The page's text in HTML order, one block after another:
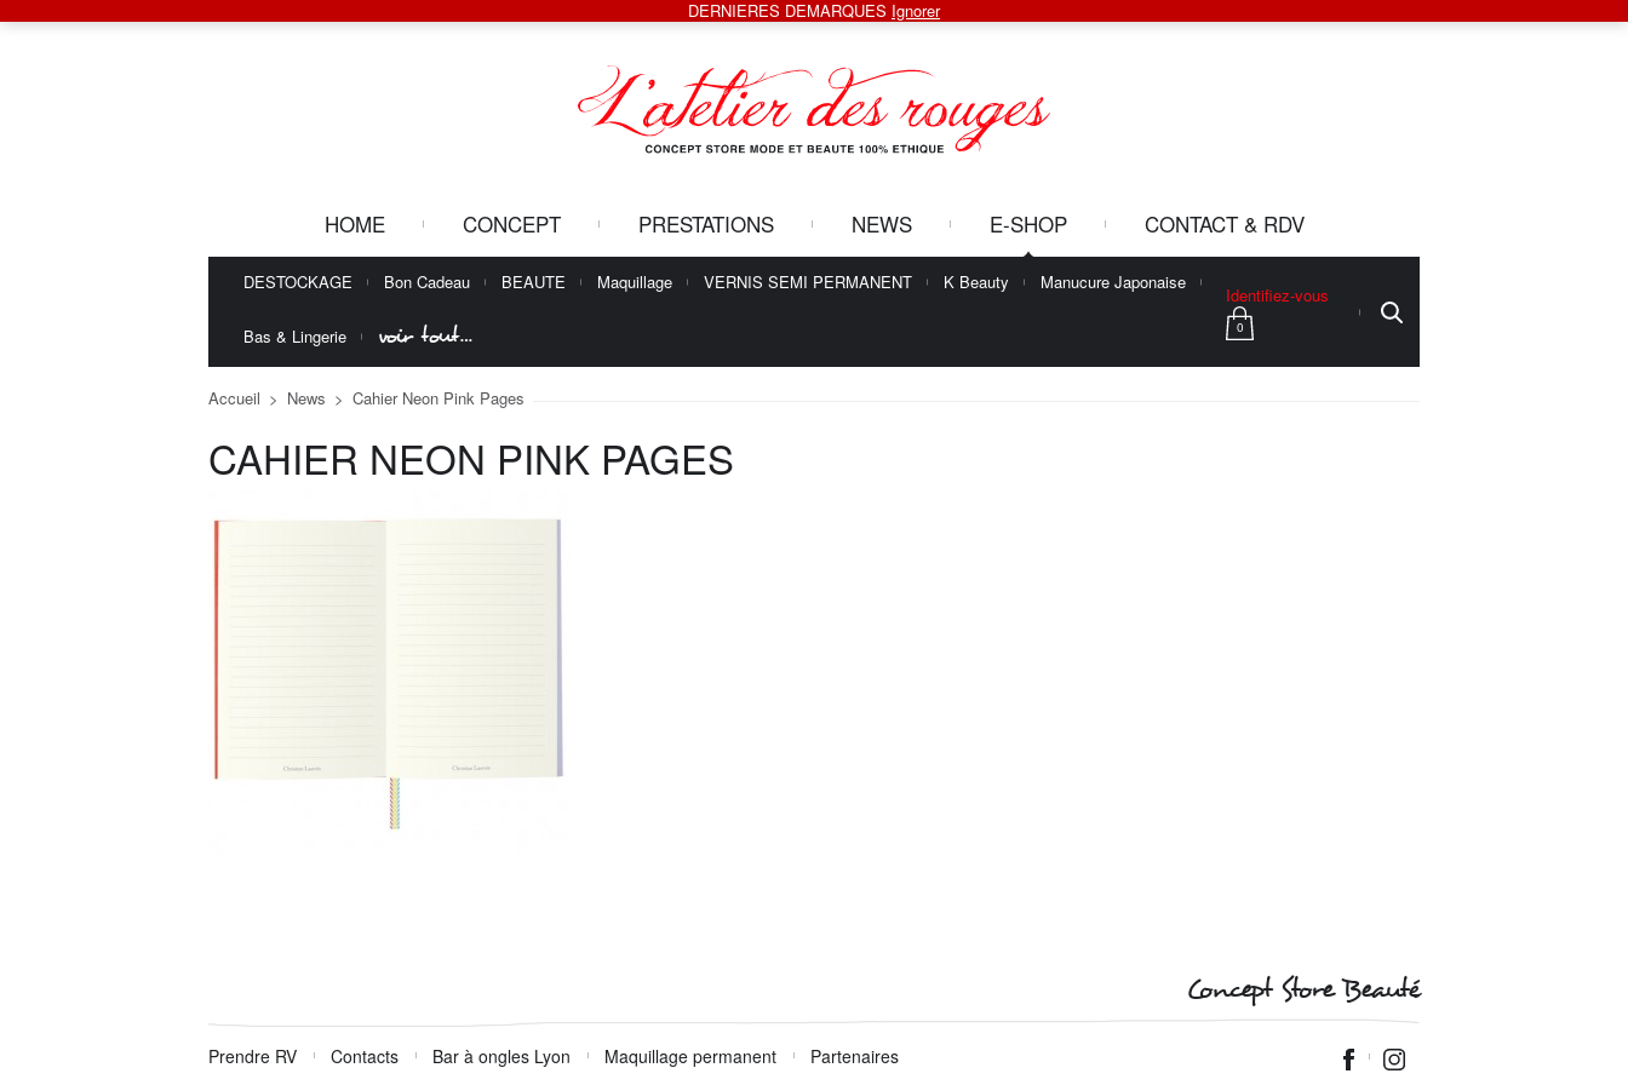
HOME CONCEPT PRESTATIONS NEWS E-SHOP CONTACT & RDV
DESTOCKAGE Bon Cadeau BEAUTE Maquillage VERNIS SEMI PERMANENT K Beauty Manucure Japonaise
Bas & Lingerie voir tout…
Identifiez-vous
0
Accueil > News > Cahier Neon Pink Pages
CAHIER NEON PINK PAGES
Concept Store Beauté
Prendre RV Contacts Bar à ongles Lyon Maquillage permanent
Partenaires
DERNIERES DEMARQUES Ignorer